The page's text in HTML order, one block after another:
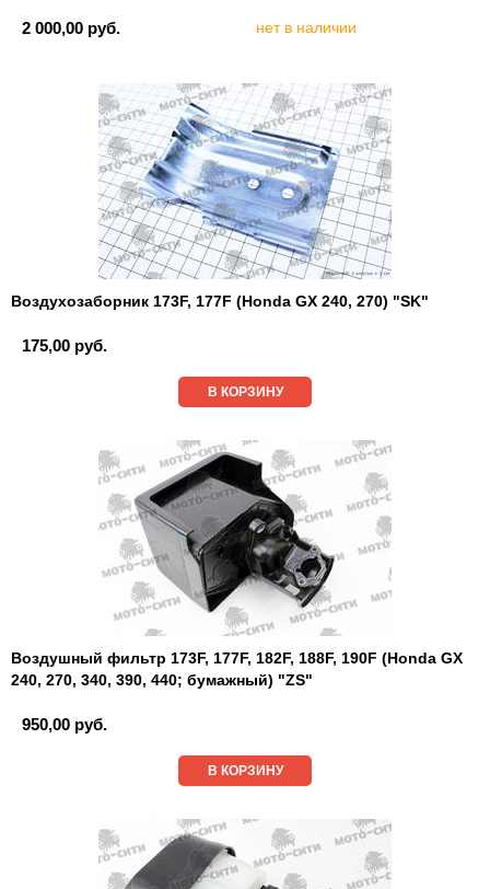
2 000,00 руб. нет в наличии
Воздухозаборник 173F, 177F (Honda GX 240, 270) "SK"
175,00 руб.
В КОРЗИНУ
Воздушный фильтр 173F, 177F, 182F, 188F, 190F (Honda GX
240, 270, 340, 390, 440; бумажный) "ZS"
950,00 руб.
В КОРЗИНУ